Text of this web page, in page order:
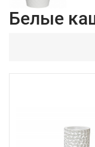
Белые